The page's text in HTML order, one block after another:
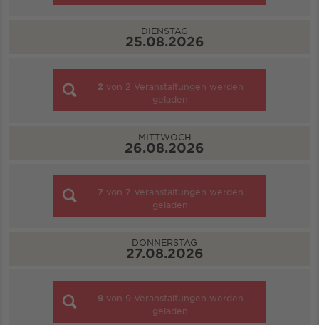
DIENSTAG
25.08.2026
2 von 2 Veranstaltungen werden
geladen
MITTWOCH
26.08.2026
7 von 7 Veranstaltungen werden
geladen
DONNERSTAG
27.08.2026
9 von 9 Veranstaltungen werden
geladen